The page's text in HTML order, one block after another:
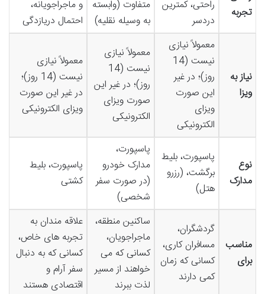
تجربه
راحتی، کمترین
دردسر
متفاوت (وابسته
به وسیله نقلیه)
و ماجراجویانه،
احتمال دریازدگی
نیاز به
ویزا
معمولاً نیازی
نیست (14
روز)؛ در غیر
این صورت
ویزای
الکترونیکی
معمولاً نیازی
نیست (14
روز)؛ در غیر این
صورت ویزای
الکترونیکی
معمولاً نیازی
نیست (14 روز)؛
در غیر این صورت
ویزای الکترونیکی
نوع
مدارک
پاسپورت، بلیط
برگشت، (رزرو
هتل)
پاسپورت،
مدارک خودرو
(در صورت سفر
شخصی)
پاسپورت، بلیط
کشتی
مناسب
برای
گردشگران،
مسافران کاری،
کسانی که زمان
کمی دارند
ساکنین منطقه،
ماجراجویان،
کسانی که می
خواهند از مسیر
لذت ببرند
علاقه مندان به
تجربه های خاص،
کسانی که به دنبال
سفر آرام و
اقتصادی هستند